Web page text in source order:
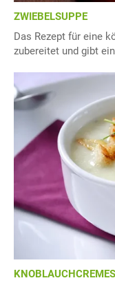
ZWIEBELSUPPE
Das Rezept für eine
zubereitet und gibt